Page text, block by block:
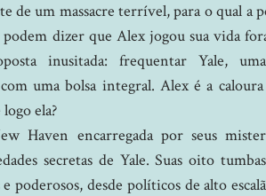
de um massacre terrível, para o qual a
dizer que Alex jogou sua vida
inusitada: frequentar Yale,
uma bolsa integral. Alex é a
ela?
Haven encarregada por seus
secretas de Yale. Suas oito
poderosos, desde políticos de alto